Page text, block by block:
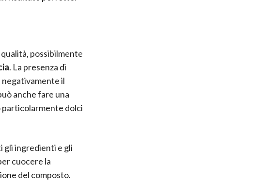
possibilmente
. La presenza di
negativamente il
anche fare una
particolarmente dolci
gli ingredienti e gli
cuocere la
del composto.